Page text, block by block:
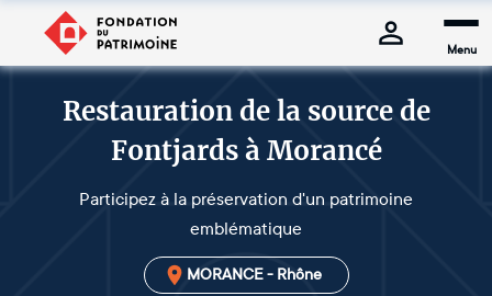
Menu
Restauration de la source de
Fontjards à Morancé
Participez à la préservation d'un patrimoine
emblématique
MORANCE - Rhône